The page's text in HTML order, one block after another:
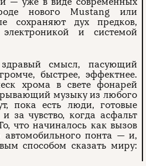
нового Mustang или
сохраняют дух предков,
и системой
смысл, пасующий
быстрее, эффектнее.
хрома в свете фонарей
музыку из любого
пока есть люди, готовые
за чувство, когда асфальт
что начиналось как вызов
автомобильного понта — и,
способом сказать миру: